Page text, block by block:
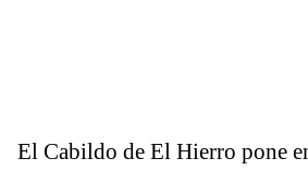
El Cabildo de El Hierro pone